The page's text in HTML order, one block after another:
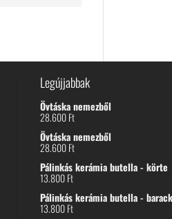
Legújjabbak
Övtáska nemezből
28.600Ft
Övtáska nemezből
28.600Ft
Pálinkás kerámia butella - körte
13.800Ft
Pálinkás kerámia butella - barack
13.800Ft